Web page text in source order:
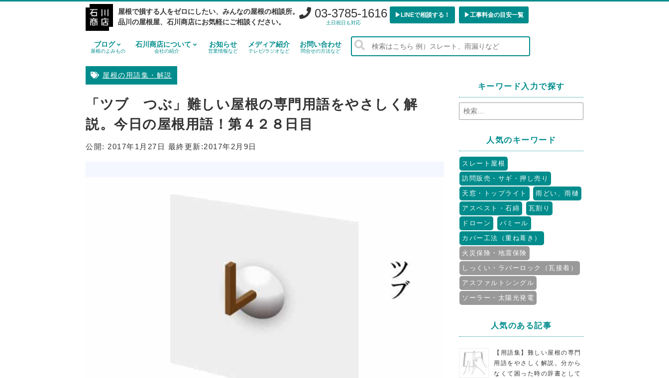
屋根で損する人をゼロにしたい、みんなの屋根の相談所。
品川の屋根屋、石川商店にお気軽にご相談ください。
03-3785-1616
土日祝日も対応
▶︎LINEで相談する！ ▶︎工事料金の目安一覧
ブログ
屋根のよみもの
石川商店について
会社の紹介
お知らせ
営業情報など
メディア紹介
テレビ/ラジオなど
お問い合わせ
問合せの方法など
屋根の用語集・解説
「ツブ つぶ」難しい屋根の専門用語をやさしく解
説。今日の屋根用語！第４２８日目
公開: 2017年1月27日 最終更新:2017年2月9日
キーワード入力で探す
人気のキーワード
スレート屋根
訪問販売・サギ・押し売り
天窓・トップライト
雨どい、雨樋
アスベスト・石綿
瓦割り
ドローン
パミール
カバー工法（重ね葺き）
火災保険・地震保険
しっくい・ラバーロック（瓦接着）
アスファルトシングル
ソーラー・太陽光発電
人気のある記事
【用語集】難しい屋根の専門
用語をやさしく解説。分から
なくて困った時の辞書として